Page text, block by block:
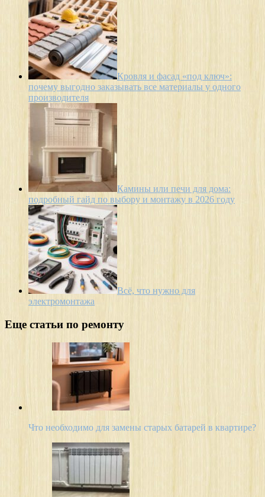
Кровля и фасад «под ключ»:
почему выгодно заказывать все материалы у одного
производителя
Камины или печи для дома:
подробный гайд по выбору и монтажу в 2026 году
Всё, что нужно для
электромонтажа
Еще статьи по ремонту
Что необходимо для замены старых батарей в квартире?